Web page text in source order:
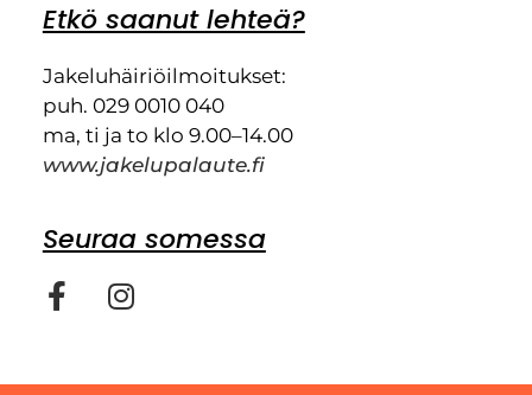
Etkö saanut lehteä?
Jakeluhäiriöilmoitukset:
puh. 029 0010 040
ma, ti ja to klo 9.00–14.00
www.jakelupalaute.fi
Seuraa somessa